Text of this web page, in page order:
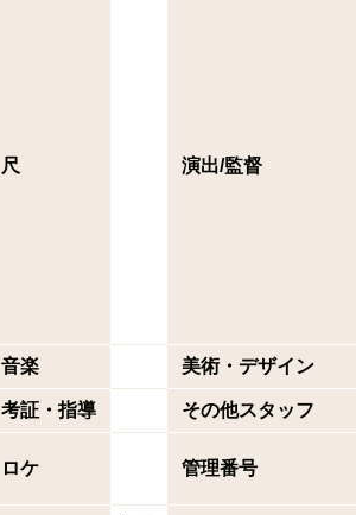
尺 演出/監督
音楽 美術・デザイン
考証・指導 その他スタッフ
ロケ 管理番号